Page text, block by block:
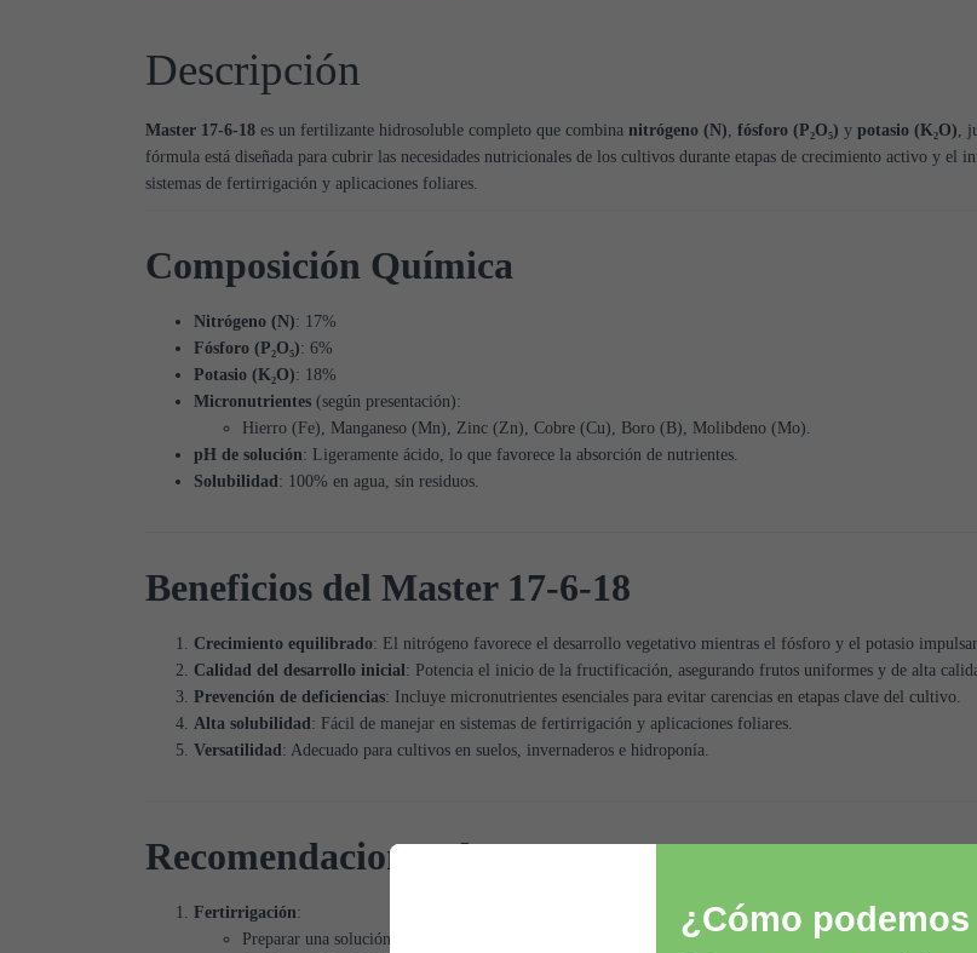
Descripción
Master 17-6-18 es un fertilizante hidrosoluble completo que combina nitrógeno (N), fósforo (P₂O₅) y potasio (K₂O),
fórmula está diseñada para cubrir las necesidades nutricionales de los cultivos durante etapas de crecimiento activo y
sistemas de fertirrigación y aplicaciones foliares.
Composición Química
Nitrógeno (N): 17%
Fósforo (P₂O₅): 6%
Potasio (K₂O): 18%
Micronutrientes (según presentación):
Hierro (Fe), Manganeso (Mn), Zinc (Zn), Cobre (Cu), Boro (B), Molibdeno (Mo).
pH de solución: Ligeramente ácido, lo que favorece la absorción de nutrientes.
Solubilidad: 100% en agua, sin residuos.
Beneficios del Master 17-6-18
Crecimiento equilibrado: El nitrógeno favorece el desarrollo vegetativo mientras el fósforo y el potasio
Calidad del desarrollo inicial: Potencia el inicio de la fructificación, asegurando frutos uniformes y de alta
Prevención de deficiencias: Incluye micronutrientes esenciales para evitar carencias en etapas clave del cultivo.
Alta solubilidad: Fácil de manejar en sistemas de fertirrigación y aplicaciones foliares.
Versatilidad: Adecuado para cultivos en suelos, invernaderos e hidroponía.
Recomendaciones de Uso
Fertirrigación:
Preparar una solución ajustada al análisis de agua y suelo.
¿Cómo